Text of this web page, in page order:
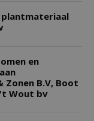
plantmateriaal
en
Zonen B.V, Boot
Wout bv